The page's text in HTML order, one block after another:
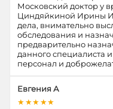
Московский доктор у
Циндяйкиной Ирины
дела, внимательно
обследования и
предварительно
данного специалиста
персонал и
Евгения А
★★★★★